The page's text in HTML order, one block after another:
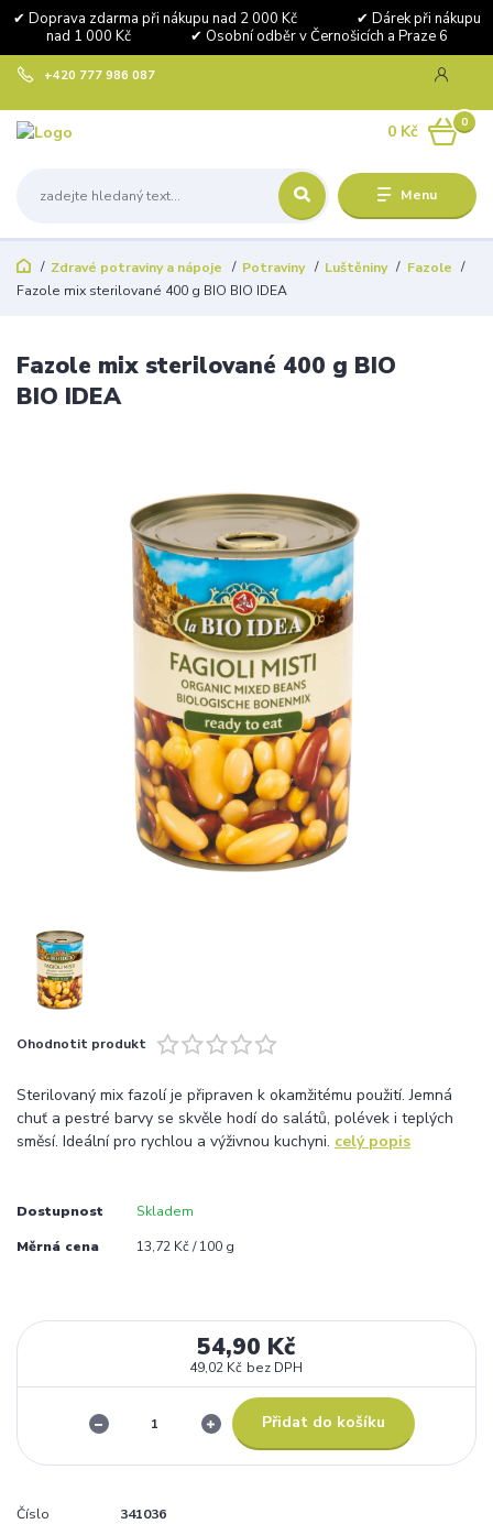
✔ Doprava zdarma při nákupu nad 2 000 Kč ✔ Dárek při nákupu
nad 1 000 Kč ✔ Osobní odběr v Černošicích a Praze 6
Menu
+420 777 986 087
0
0 Kč
Zdravé potraviny a nápoje Potraviny Luštěniny
Fazole
Fazole mix sterilované 400 g BIO BIO IDEA
Fazole mix sterilované 400 g BIO
BIO IDEA
Ohodnotit produkt
Sterilovaný mix fazolí je připraven k okamžitému použití. Jemná
chuť a pestré barvy se skvěle hodí do salátů, polévek i teplých
směsí. Ideální pro rychlou a výživnou kuchyni. celý popis
Dostupnost Skladem
Měrná cena 13,72 Kč / 100 g
54,90 Kč
49,02 Kč bez DPH
Přidat do košíku
Číslo
341036